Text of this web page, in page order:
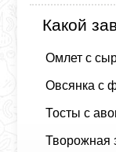
Какой
Омлет с
Овсянка с
Тосты с
Творожная